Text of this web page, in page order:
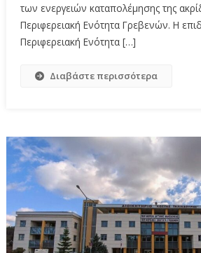
των ενεργειών καταπολέμησης της
Περιφερειακή Ενότητα Γρεβενών. Η
Περιφερειακή Ενότητα […]
Διαβάστε περισσότερα